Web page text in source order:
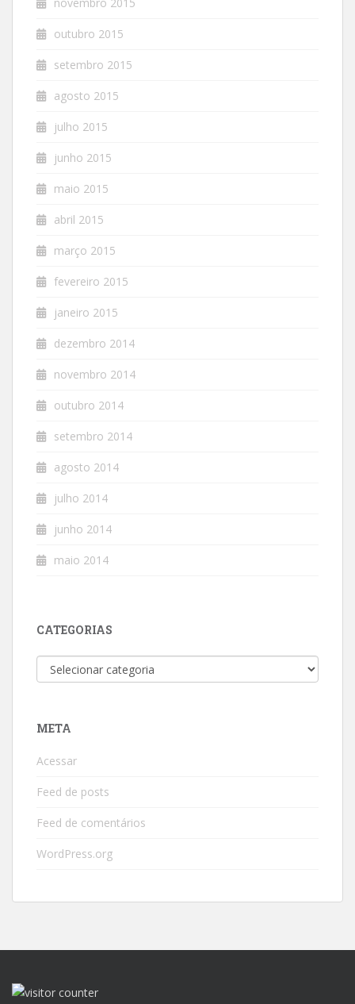
outubro 2015
setembro 2015
agosto 2015
julho 2015
junho 2015
maio 2015
abril 2015
março 2015
fevereiro 2015
janeiro 2015
dezembro 2014
novembro 2014
outubro 2014
setembro 2014
agosto 2014
julho 2014
junho 2014
maio 2014
CATEGORIAS
Categorias
META
Acessar
Feed de posts
Feed de comentários
WordPress.org